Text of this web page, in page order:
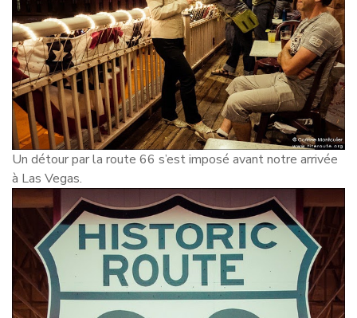
Un détour par la route 66 s’est imposé avant notre arrivée
à Las Vegas.